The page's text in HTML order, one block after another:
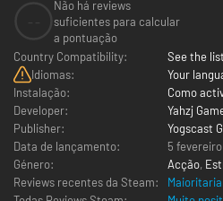
Não há reviews
suficientes para calcular
a pontuação
Country Compatibility:
See the list
Idiomas:
Your
Instalação:
Como
Developer:
Yahzj
Publisher:
Yogscast
Data de lançamento:
5
Género:
Acção,
Reviews recentes da Steam: